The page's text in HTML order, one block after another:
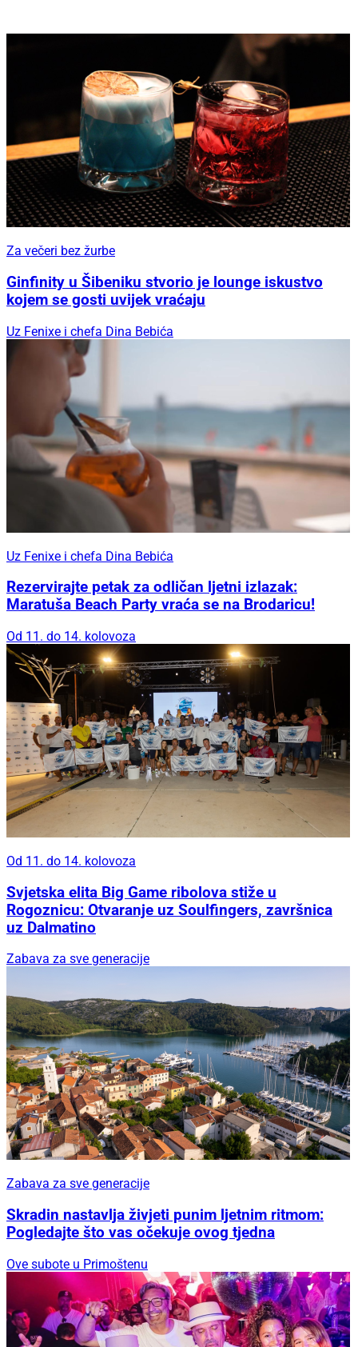
Za večeri bez žurbe
Ginfinity u Šibeniku stvorio je lounge iskustvo
kojem se gosti uvijek vraćaju
Uz Fenixe i chefa Dina Bebića
Uz Fenixe i chefa Dina Bebića
Rezervirajte petak za odličan ljetni izlazak:
Maratuša Beach Party vraća se na Brodaricu!
Od 11. do 14. kolovoza
Od 11. do 14. kolovoza
Svjetska elita Big Game ribolova stiže u
Rogoznicu: Otvaranje uz Soulfingers, završnica
uz Dalmatino
Zabava za sve generacije
Zabava za sve generacije
Skradin nastavlja živjeti punim ljetnim ritmom:
Pogledajte što vas očekuje ovog tjedna
Ove subote u Primoštenu